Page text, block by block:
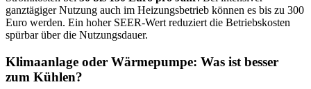
ganztägiger Nutzung auch im Heizungsbetrieb können es bis zu 300
Euro werden. Ein hoher SEER-Wert reduziert die Betriebskosten
spürbar über die Nutzungsdauer.
Klimaanlage oder Wärmepumpe: Was ist besser
zum Kühlen?